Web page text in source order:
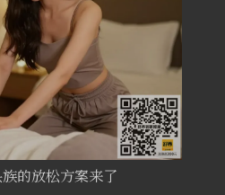
的放松方案来了